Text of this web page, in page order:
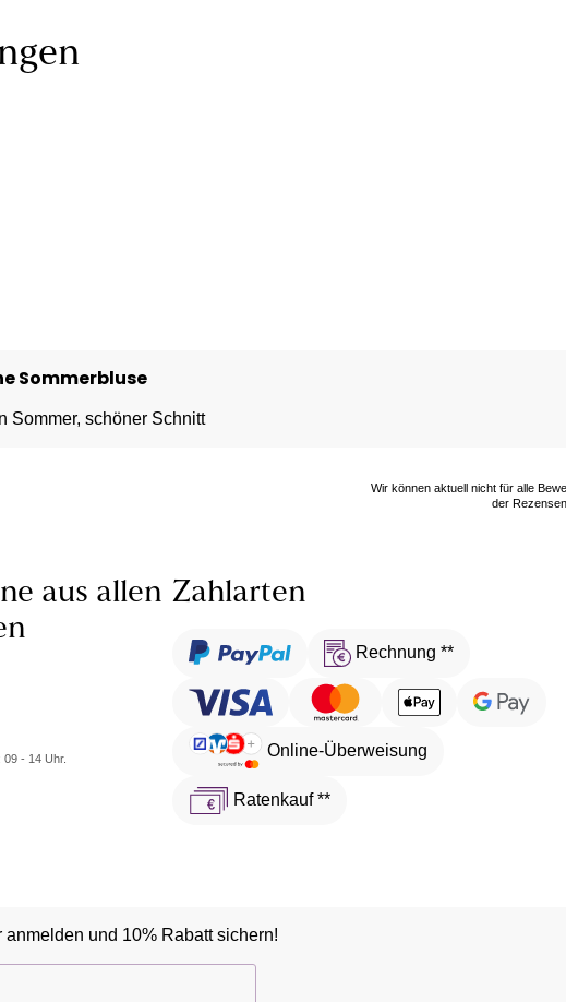
Sommerbluse
Sommer, schöner Schnitt
Wir können aktuell nicht für alle
der
aus allen
- 14 Uhr.
Zahlarten
Rechnung **
Online-Überweisung
Ratenkauf **
anmelden und 10% Rabatt sichern!